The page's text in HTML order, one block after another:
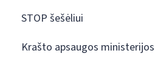
STOP šešėliui
Krašto apsaugos